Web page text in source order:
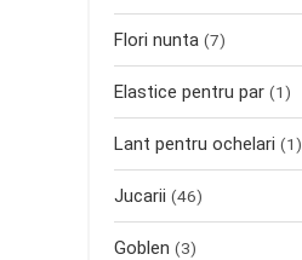
Flori nunta (7)
Elastice pentru par (1)
Lant pentru ochelari (1)
Jucarii (46)
Goblen (3)